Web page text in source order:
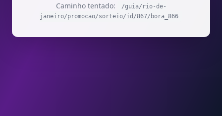
Caminho tentado:
/guia/rio-de-
janeiro/promocao/sorteio/id/867/bora_866